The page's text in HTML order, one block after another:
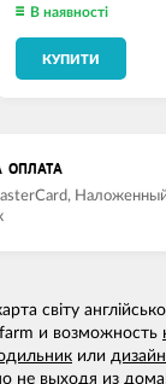
В наявності
КУПИТИ
ОПЛАТА
світу
и возможность
или
не выходя из